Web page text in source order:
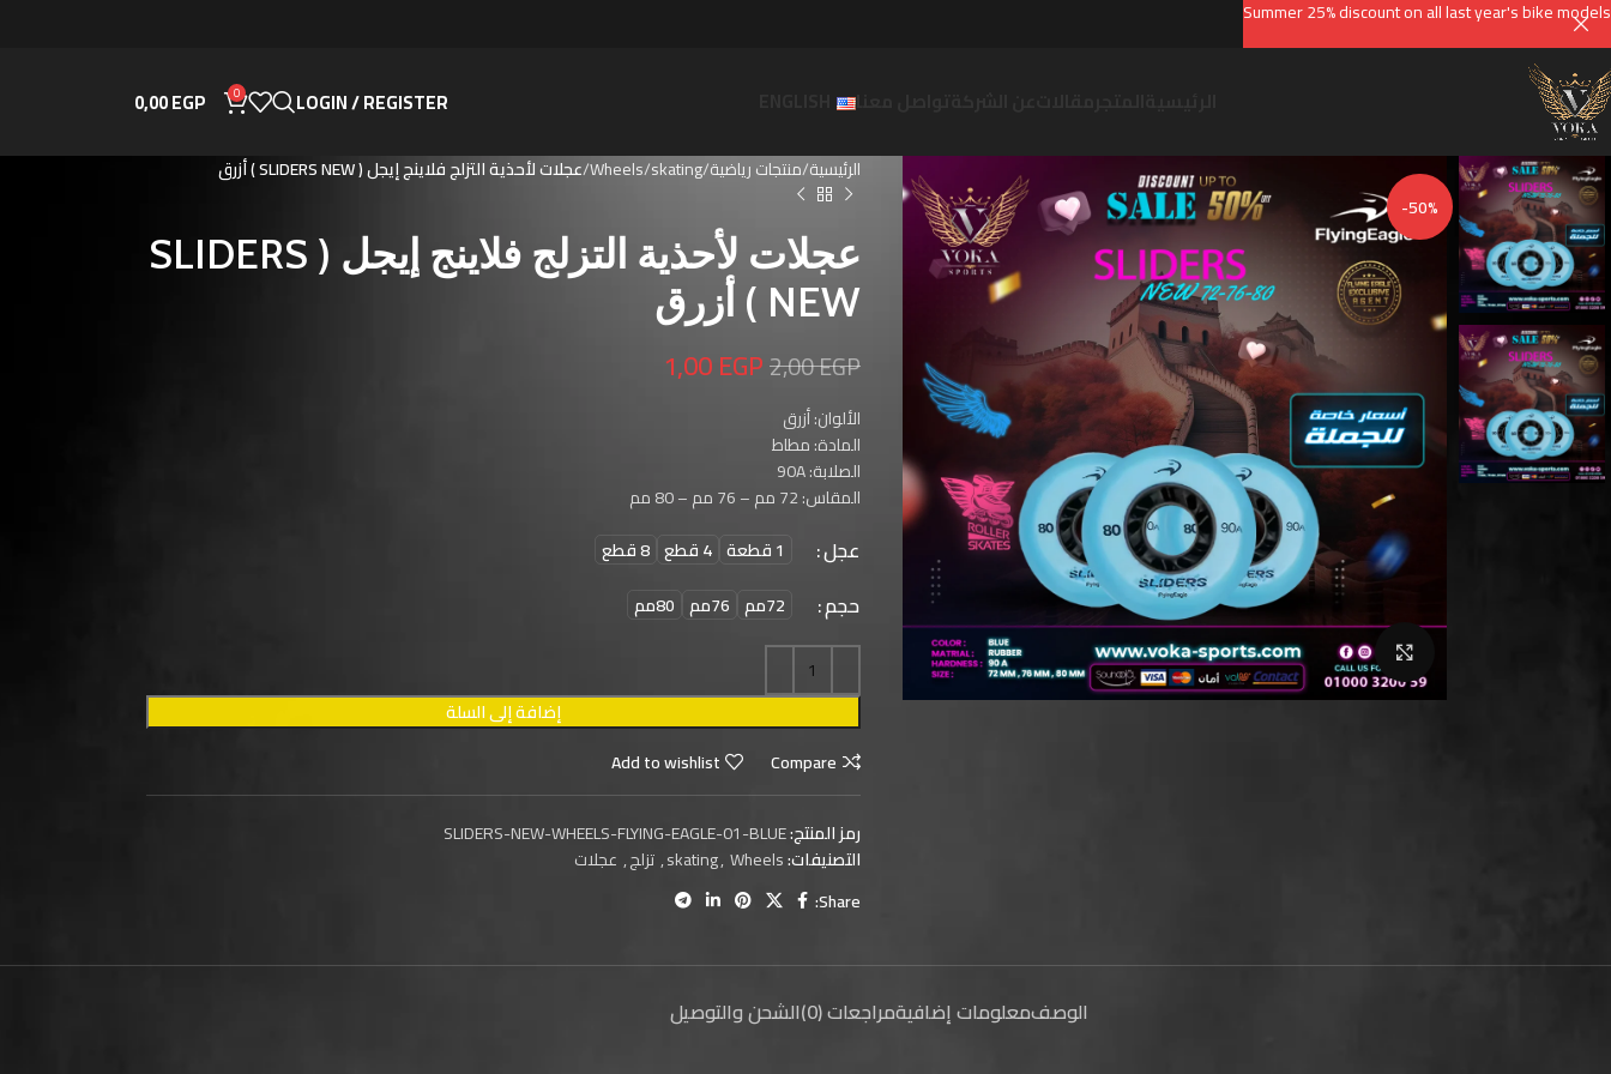
تواصل معنا LOGIN / REGISTER
0
0,00EGP
-50%
Click to enlarge
الرئيسية منتجات رياضية skating
Wheels عجلات لأحذية التزلج فلاينج إيجل ( SLIDERS NEW ) أزرق
عجلات لأحذية التزلج فلاينج إيجل ( SLIDERS
NEW ) أزرق
2,00EGP
1,00EGP
الألوان: أزرق
المادة: مطاط
الصلابة: 90A
المقاس: 72 مم – 76 مم – 80 مم
عجل 1 قطعة 4 قطع 8 قطع
حجم 72مم 76مم 80مم
إضافة إلى السلة
Compare
Add to wishlist
رمز المنتج:SLIDERS-NEW-WHEELS-FLYING-EAGLE-01-BLUE
التصنيفات:
skating,Wheels
,تزلج, عجلات
Share:
الوصفمعلومات إضافيةمراجعات (0) الشحن والتوصيل
Summer 25% discount on all last year's bike models